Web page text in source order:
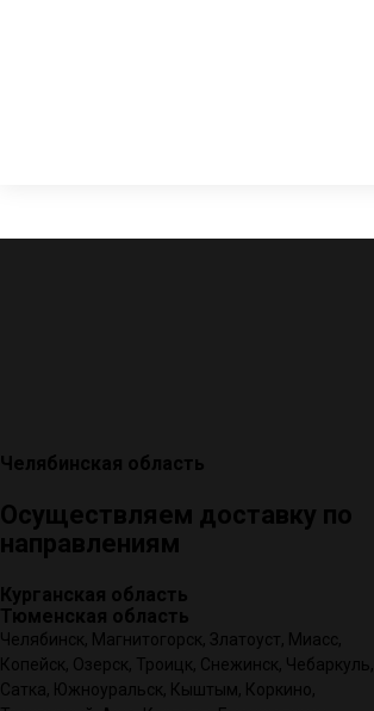
Челябинская область
Осуществляем доставку по
направлениям
Курганская область
Тюменская область
Челябинск, Магнитогорск, Златоуст, Миасс,
Копейск, Озерск, Троицк, Снежинск, Чебаркуль,
Сатка, Южноуральск, Кыштым, Коркино,